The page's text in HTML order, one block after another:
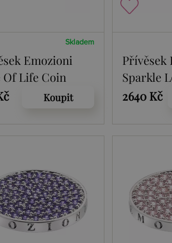
Skladem
Emozioni
Of Life Coin
Koupit
Přívěsek
Sparkle
Gold Coin
2640 Kč